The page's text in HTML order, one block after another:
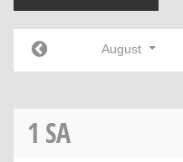
August
1 SA